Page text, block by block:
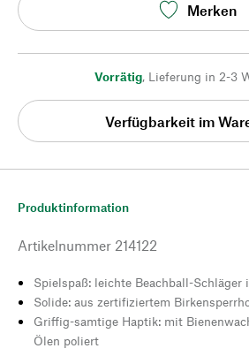
Merken
Vorrätig, Lieferung in 2-3
Verfügbarkeit im
Produktinformation
Artikelnummer 214122
Spielspaß: leichte Beachball-Schläger
Solide: aus zertifiziertem
Griffig-samtige Haptik: mit
Ölen poliert